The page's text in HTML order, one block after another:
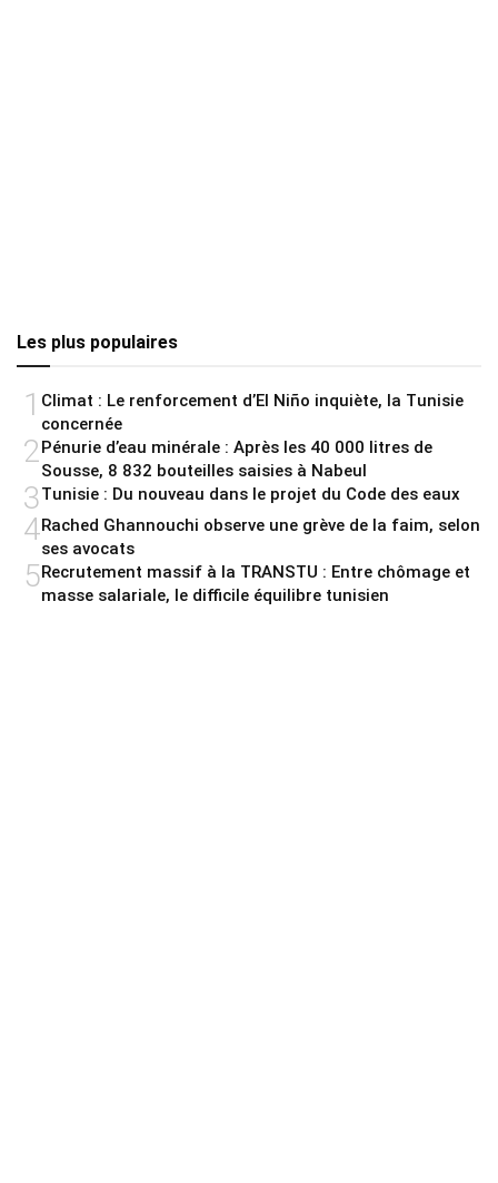
Les plus populaires
1 Climat : Le renforcement d’El Niño inquiète, la Tunisie
concernée
2Pénurie d’eau minérale : Après les 40 000 litres de
Sousse, 8 832 bouteilles saisies à Nabeul
3Tunisie : Du nouveau dans le projet du Code des eaux
4Rached Ghannouchi observe une grève de la faim, selon
ses avocats
5Recrutement massif à la TRANSTU : Entre chômage et
masse salariale, le difficile équilibre tunisien